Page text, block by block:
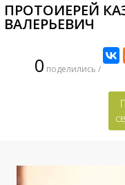
ПРОТОИЕРЕЙ
ВАЛЕРЬЕВИЧ
0 поделились /